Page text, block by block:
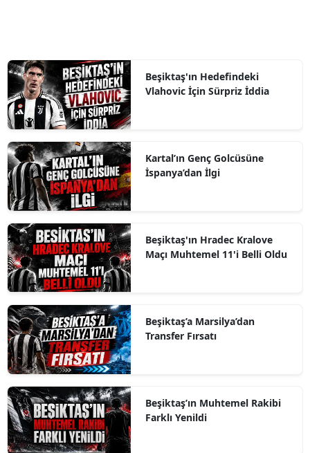
Beşiktaş'ın Hedefindeki
Vlahovic İçin Sürpriz İddia
Kartal’ın Genç Golcüsüne
İspanya’dan İlgi
Beşiktaş'ın Hradec Kralove
Maçı Muhtemel 11'i Belli Oldu
Beşiktaş’a Marsilya’dan
Transfer Fırsatı
Beşiktaş’ın Muhtemel Rakibi
Farklı Yenildi